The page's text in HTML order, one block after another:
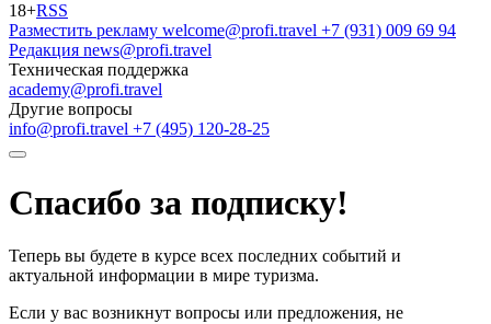
18+RSS
Разместить рекламу welcome@profi.travel +7 (931) 009 69 94
Редакция news@profi.travel
Техническая поддержка
academy@profi.travel
Другие вопросы
info@profi.travel +7 (495) 120-28-25
Спасибо за подписку!
Теперь вы будете в курсе всех последних событий и
актуальной информации в мире туризма.
Если у вас возникнут вопросы или предложения, не